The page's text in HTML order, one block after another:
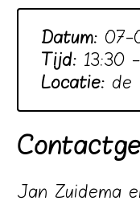
Datum: 07-
Tijd: 13:30
Locatie: de
Jan Zuidema